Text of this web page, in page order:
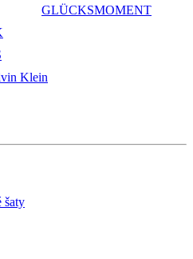
GLÜCKSMOMENT
Klein
šaty